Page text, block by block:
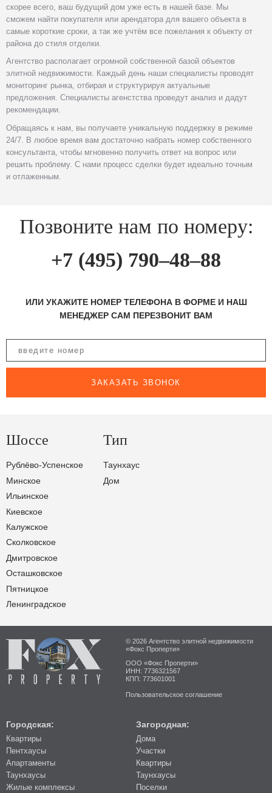
скорее всего, ваш будущий дом уже есть в нашей базе. Мы
сможем найти покупателя или арендатора для вашего объекта в
самые короткие сроки, а так же учтём все пожелания к объекту от
района до стиля отделки.
Агентство располагает огромной собственной базой объектов
элитной недвижимости. Каждый день наши специалисты проводят
мониторинг рынка, отбирая и структурируя актуальные
предложения. Специалисты агенстства проведут анализ и дадут
рекомендации.
Обращаясь к нам, вы получаете уникальную поддержку в режиме
24/7. В любое время вам достаточно набрать номер собственного
консультанта, чтобы мгновенно получить ответ на вопрос или
решить проблему. С нами процесс сделки будет идеально точным
и отлаженным.
Позвоните нам по номеру:
+7 (495) 790–48–88
ИЛИ УКАЖИТЕ НОМЕР ТЕЛЕФОНА В ФОРМЕ И НАШ
МЕНЕДЖЕР САМ ПЕРЕЗВОНИТ ВАМ
ЗАКАЗАТЬ ЗВОНОК
Шоссе
Рублёво-Успенское
Минское
Ильинское
Киевское
Калужское
Сколковское
Дмитровское
Осташковское
Пятницкое
Ленинградское
Тип
Таунхаус
Дом
© 2026 Агентство элитной недвижимости
«Фокс Проперти»
ООО «Фокс Проперти»
ИНН: 7736321567
КПП: 773601001
Пользовательское соглашение
Городская:
Квартиры
Пентхаусы
Апартаменты
Таунхаусы
Жилые комплексы
Загородная:
Дома
Участки
Квартиры
Таунхаусы
Поселки